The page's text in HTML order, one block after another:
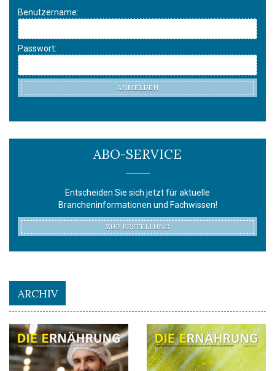
Benutzername:
Passwort:
ANMELDEN
ABO-SERVICE
Entscheiden Sie sich jetzt für aktuelle
Brancheninformationen und Fachwissen!
ZUR BESTELLUNG
ARCHIV